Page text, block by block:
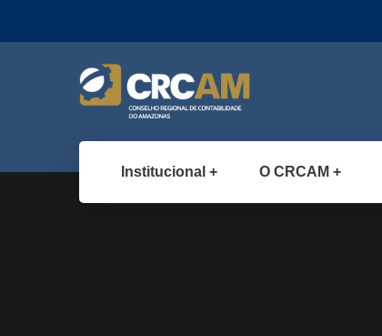
Institucional O CRCAM